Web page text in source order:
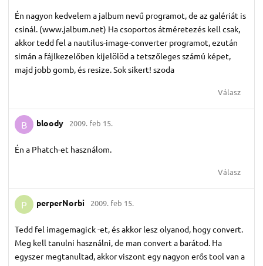
Én nagyon kedvelem a jalbum nevű programot, de az galériát is
csinál. (www.jalbum.net) Ha csoportos átméretezés kell csak,
akkor tedd fel a nautilus-image-converter programot, ezután
simán a fájlkezelőben kijelölöd a tetszőleges számú képet,
majd jobb gomb, és resize. Sok sikert! szoda
Válasz
B bloody 2009. feb 15.
Én a Phatch-et használom.
Válasz
P perperNorbi 2009. feb 15.
Tedd fel imagemagick -et, és akkor lesz olyanod, hogy convert.
Meg kell tanulni használni, de man convert a barátod. Ha
egyszer megtanultad, akkor viszont egy nagyon erős tool van a